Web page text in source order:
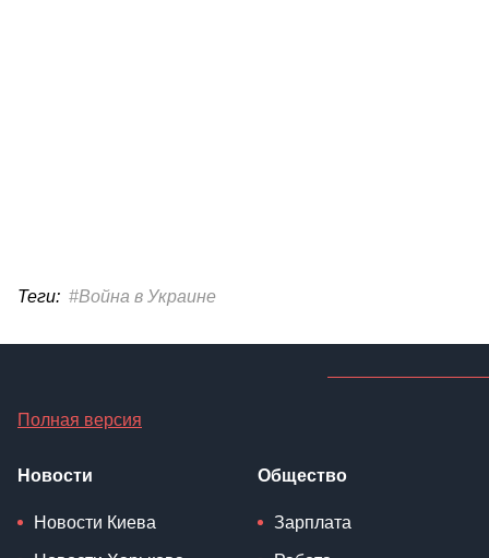
Теги: #Война в Украине
Полная версия
Новости
Новости Киева
Общество
Зарплата